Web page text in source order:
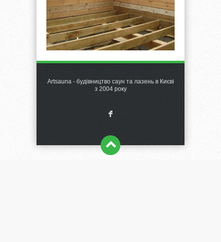
Artsauna - будівництво саун та лазень в Києві
з 2004 року
F